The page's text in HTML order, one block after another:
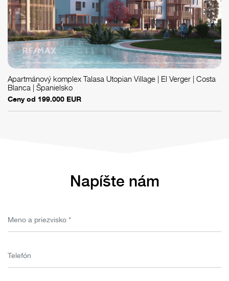
Apartmánový komplex Talasa Utopian Village | El Verger | Costa
Blanca | Španielsko
Ceny od 199.000 EUR
Napíšte nám